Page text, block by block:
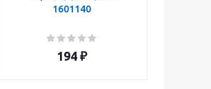
1601140
194 ₽